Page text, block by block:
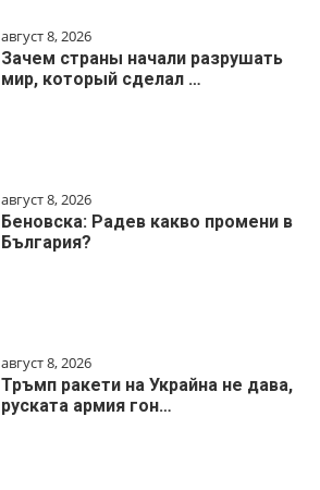
август 8, 2026
Зачем страны начали разрушать
мир, который сделал …
август 8, 2026
Беновска: Радев какво промени в
България?
август 8, 2026
Тръмп ракети на Украйна не дава,
руската армия гон…